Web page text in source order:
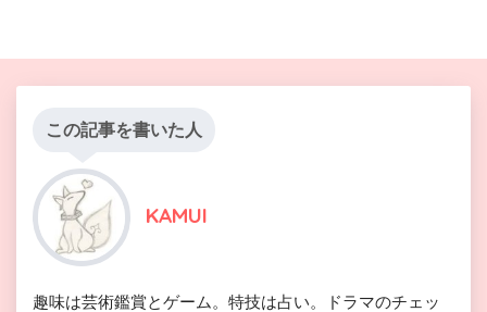
この記事を書いた人
KAMUI
趣味は芸術鑑賞とゲーム。特技は占い。ドラマのチェッ